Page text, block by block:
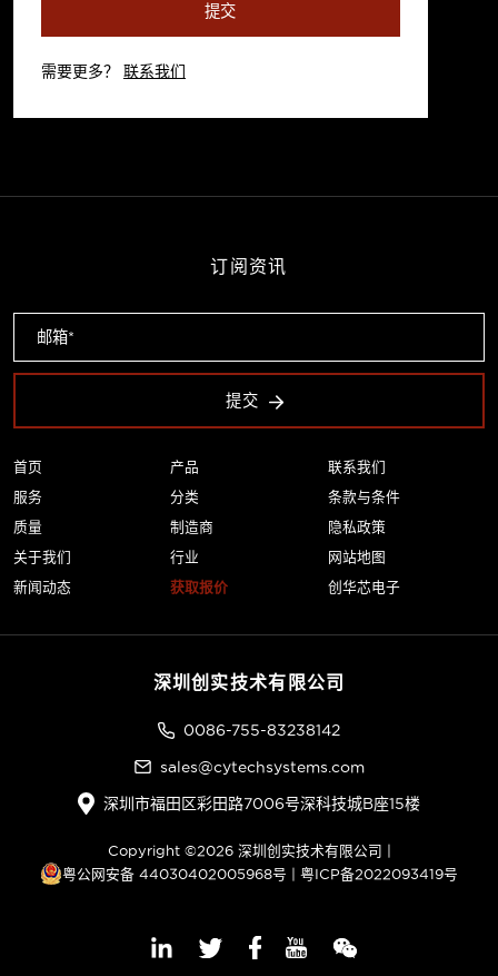
提交
需要更多？ 联系我们
首页
服务
质量
关于我们
新闻动态
产品
分类
制造商
行业
获取报价
联系我们
条款与条件
隐私政策
网站地图
创华芯电子
订阅资讯
提交
深圳创实技术有限公司
0086-755-83238142
sales@cytechsystems.com
深圳市福田区彩田路7006号深科技城B座15楼
Copyright ©2026 深圳创实技术有限公司 |
粤公网安备 44030402005968号 | 粤ICP备2022093419号